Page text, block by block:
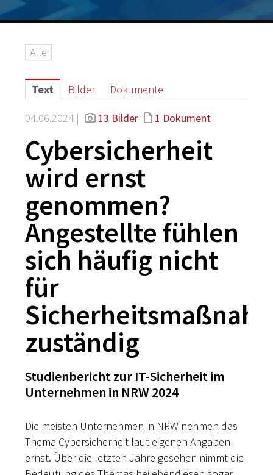
Logos
IT-Security
G DATA Campus
Kontakt
Alle
Text Bilder Dokumente
04.06.2024 | 13 Bilder 1 Dokument
Cybersicherheit
wird ernst
genommen?
Angestellte fühlen
sich häufig nicht
für
zuständig
Studienbericht zur IT-Sicherheit im
Unternehmen in NRW 2024
Die meisten Unternehmen in NRW nehmen das
Thema Cybersicherheit laut eigenen Angaben
ernst. Über die letzten Jahre gesehen nimmt die